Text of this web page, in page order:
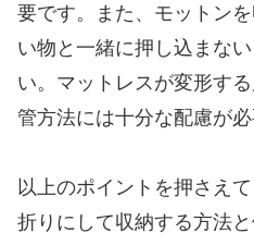
要です。また、モットン
い物と一緒に押し込まな
い。マットレスが変形す
管方法には十分な配慮が必
以上のポイントを押さえ
折りにして収納する方法